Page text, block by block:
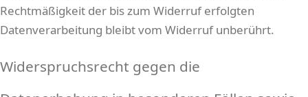
Rechtmäßigkeit der bis zum Widerruf erfolgten
Datenverarbeitung bleibt vom Widerruf unberührt.
Widerspruchsrecht gegen die